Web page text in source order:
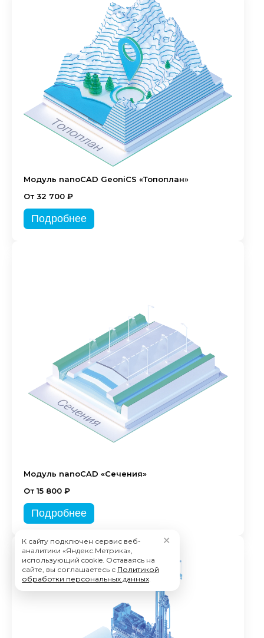
Модуль nanoCAD GeoniCS «Топоплан»
От 32 700 ₽
Подробнее
Модуль nanoCAD «Сечения»
От 15 800 ₽
Подробнее
К сайту подключен сервис веб-
аналитики «Яндекс.Метрика»,
использующий cookie. Оставаясь на
сайте, вы соглашаетесь с Политикой
обработки персональных данных.
✕